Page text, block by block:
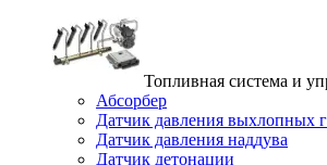
Топливная система и
Абсорбер
Датчик давления выхлопных
Датчик давления наддува
Датчик детонации